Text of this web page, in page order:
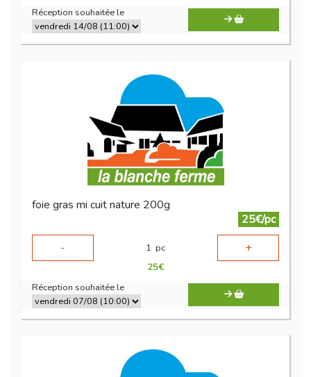
Réception souhaitée le
foie gras mi cuit nature 200g
25€/pc
-
1 pc +
25€
Réception souhaitée le